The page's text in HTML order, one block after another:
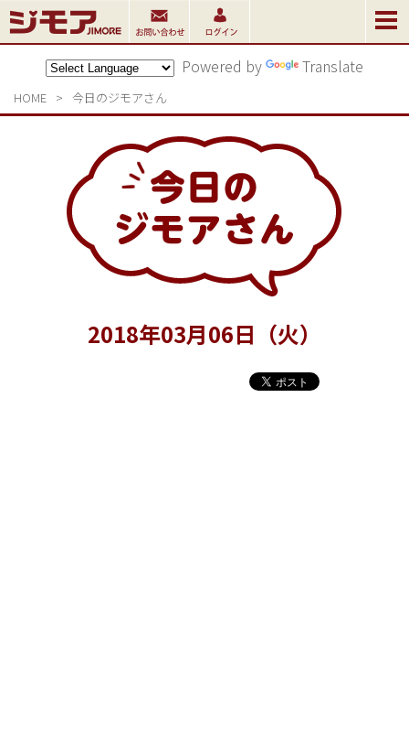
Powered by Translate
HOME > 今日のジモアさん
2018年03月06日（火）